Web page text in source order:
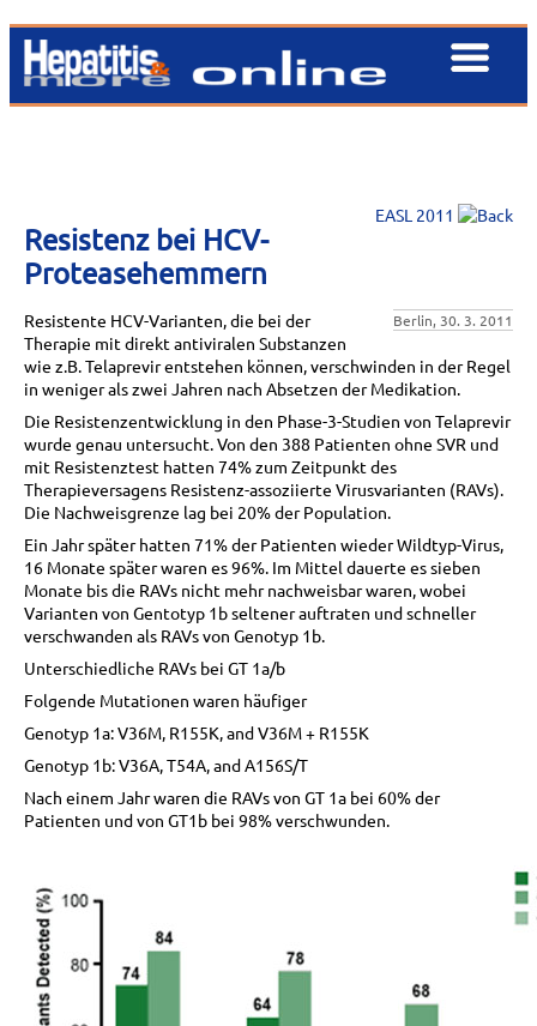
EASL 2011
Resistenz bei HCV-
Proteasehemmern
Berlin, 30. 3. 2011
Resistente HCV-Varianten, die bei der
Therapie mit direkt antiviralen Substanzen
wie z.B. Telaprevir entstehen können, verschwinden in der Regel
in weniger als zwei Jahren nach Absetzen der Medikation.
Die Resistenzentwicklung in den Phase-3-Studien von Telaprevir
wurde genau untersucht. Von den 388 Patienten ohne SVR und
mit Resistenztest hatten 74% zum Zeitpunkt des
Therapieversagens Resistenz-assoziierte Virusvarianten (RAVs).
Die Nachweisgrenze lag bei 20% der Population.
Ein Jahr später hatten 71% der Patienten wieder Wildtyp-Virus,
16 Monate später waren es 96%. Im Mittel dauerte es sieben
Monate bis die RAVs nicht mehr nachweisbar waren, wobei
Varianten von Gentotyp 1b seltener auftraten und schneller
verschwanden als RAVs von Genotyp 1b.
Unterschiedliche RAVs bei GT 1a/b
Folgende Mutationen waren häufiger
Genotyp 1a: V36M, R155K, and V36M + R155K
Genotyp 1b: V36A, T54A, and A156S/T
Nach einem Jahr waren die RAVs von GT 1a bei 60% der
Patienten und von GT1b bei 98% verschwunden.